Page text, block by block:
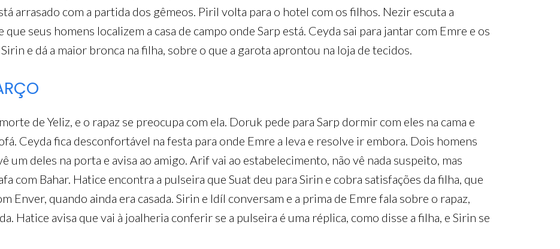
arrasado com a partida dos gêmeos. Piril volta para o hotel com os filhos. Nezir escuta a
seus homens localizem a casa de campo onde Sarp está. Ceyda sai para jantar com Emre e os
e dá a maior bronca na filha, sobre o que a garota aprontou na loja de tecidos.
de Yeliz, e o rapaz se preocupa com ela. Doruk pede para Sarp dormir com eles na cama e
Ceyda fica desconfortável na festa para onde Emre a leva e resolve ir embora. Dois homens
um deles na porta e avisa ao amigo. Arif vai ao estabelecimento, não vê nada suspeito, mas
com Bahar. Hatice encontra a pulseira que Suat deu para Sirin e cobra satisfações da filha, que
Enver, quando ainda era casada. Sirin e Idíl conversam e a prima de Emre fala sobre o rapaz,
Hatice avisa que vai à joalheria conferir se a pulseira é uma réplica, como disse a filha, e Sirin se